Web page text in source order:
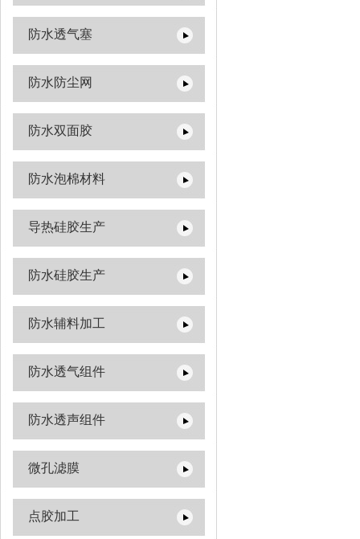
防水透气塞
防水防尘网
防水双面胶
防水泡棉材料
导热硅胶生产
防水硅胶生产
防水辅料加工
防水透气组件
防水透声组件
微孔滤膜
点胶加工